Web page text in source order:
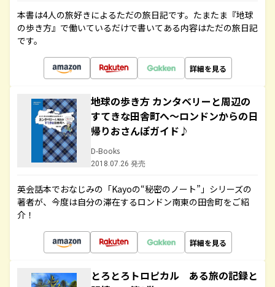
本書は4人の旅好きによるただの旅日記です。たまたま『地球
の歩き方』で働いているだけで書いてある内容はただの旅日記
です。
詳細を見る
地球の歩き方 カンタベリーと周辺の
すてきな田舎町へ～ロンドンからの日
帰りおさんぽガイド♪
D-Books
2018.07.26 発売
英会話本でおなじみの「Kayoの“秘密のノート”」シリーズの
著者が、今度は自分の滞在するロンドン南東の田舎町をご紹
介！
詳細を見る
とろとろトロピカル ある旅の記録と